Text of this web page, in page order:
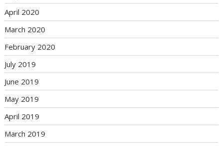
April 2020
March 2020
February 2020
July 2019
June 2019
May 2019
April 2019
March 2019